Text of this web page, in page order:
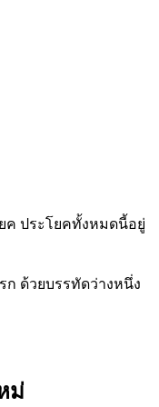
ค ประโยคทั้งหมดนี้อยู่
ด้วยบรรทัดว่างหนึ่ง
ม่